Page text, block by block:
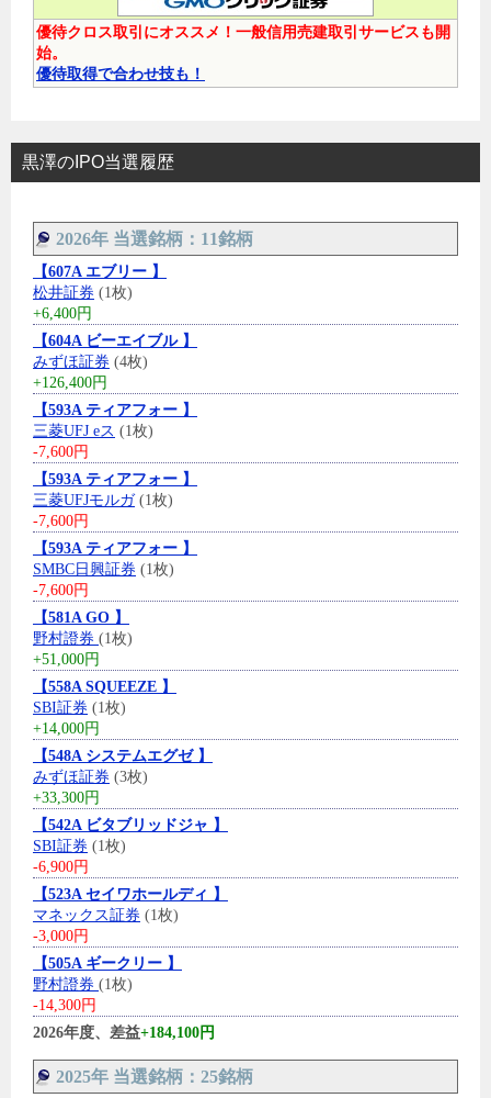
優待クロス取引にオススメ！一般信用売建取引サービスも開
始。
優待取得で合わせ技も！
黒澤のIPO当選履歴
2026年 当選銘柄：11銘柄
【607A エブリー 】
松井証券 (1枚)
+6,400円
【604A ビーエイブル 】
みずほ証券 (4枚)
+126,400円
【593A ティアフォー 】
三菱UFJ eス (1枚)
-7,600円
【593A ティアフォー 】
三菱UFJモルガ(1枚)
-7,600円
【593A ティアフォー 】
SMBC日興証券 (1枚)
-7,600円
【581A GO 】
野村證券 (1枚)
+51,000円
【558A SQUEEZE 】
SBI証券 (1枚)
+14,000円
【548A システムエグゼ 】
みずほ証券 (3枚)
+33,300円
【542A ビタブリッドジャ 】
SBI証券 (1枚)
-6,900円
【523A セイワホールディ 】
マネックス証券 (1枚)
-3,000円
【505A ギークリー 】
野村證券 (1枚)
-14,300円
2026年度、差益+184,100円
2025年 当選銘柄：25銘柄